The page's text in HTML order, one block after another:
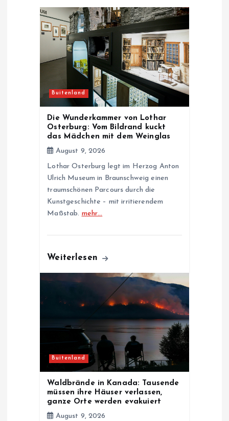
Buitenland
Die Wunderkammer von Lothar
Osterburg: Vom Bildrand kuckt
das Mädchen mit dem Weinglas
August 9, 2026
Lothar Osterburg legt im Herzog Anton
Ulrich Museum in Braunschweig einen
traumschönen Parcours durch die
Kunstgeschichte – mit irritierendem
Maßstab. mehr…
Weiterlesen
Buitenland
Waldbrände in Kanada: Tausende
müssen ihre Häuser verlassen,
ganze Orte werden evakuiert
August 9, 2026